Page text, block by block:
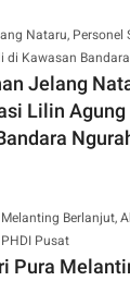
Jelang
Lilin
Pura